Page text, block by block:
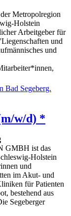
Metropolregion
Holstein
Arbeitgeber für
und
und
w/d) *
GMBH ist das
Holstein
und
im Akut- und
für Patienten
bestehend aus
Segeberger